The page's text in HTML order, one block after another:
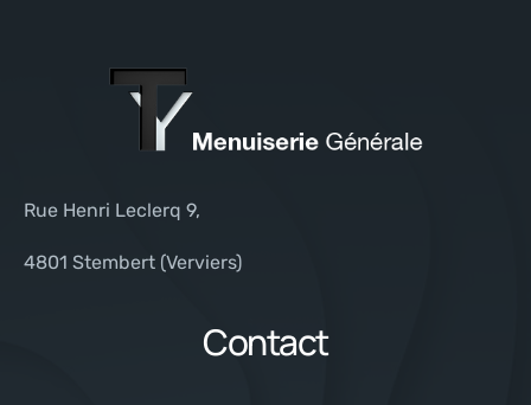
Rue Henri Leclerq 9,
4801 Stembert (Verviers)
Contact